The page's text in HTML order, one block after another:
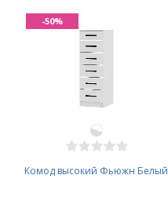
Комод высокий Фьюжн Белый
-50%